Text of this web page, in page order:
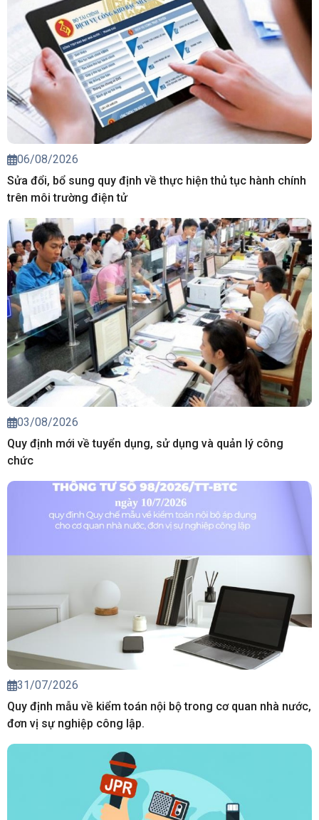
06/08/2026
Sửa đổi, bổ sung quy định về thực hiện thủ tục hành chính
trên môi trường điện tử
03/08/2026
Quy định mới về tuyển dụng, sử dụng và quản lý công
chức
31/07/2026
Quy định mẫu về kiểm toán nội bộ trong cơ quan nhà nước,
đơn vị sự nghiệp công lập.